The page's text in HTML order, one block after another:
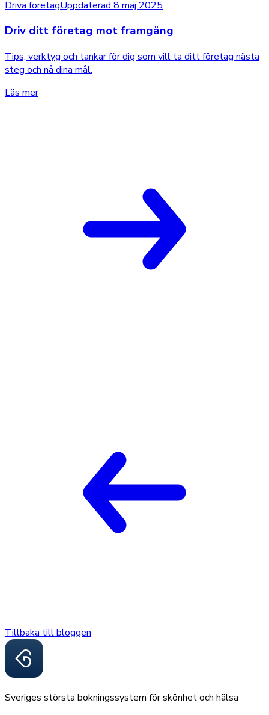
Driva företagUppdaterad 8 maj 2025
Driv ditt företag mot framgång
Tips, verktyg och tankar för dig som vill ta ditt företag nästa
steg och nå dina mål.
Läs mer
Tillbaka till bloggen
Sveriges största bokningssystem för skönhet och hälsa